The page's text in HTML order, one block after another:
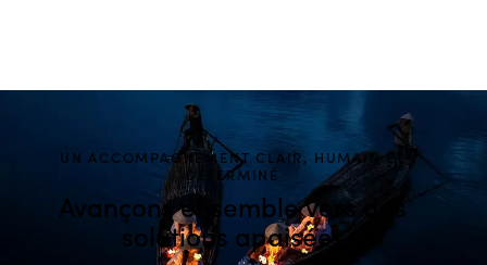
UN ACCOMPAGNEMENT CLAIR, HUMAIN ET
DÉTERMINÉ
Avançons ensemblevers des
solutions apaisées